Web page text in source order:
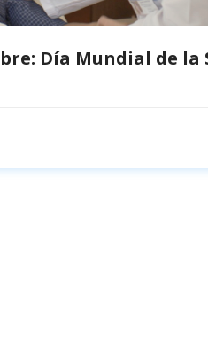
Día Mundial de la